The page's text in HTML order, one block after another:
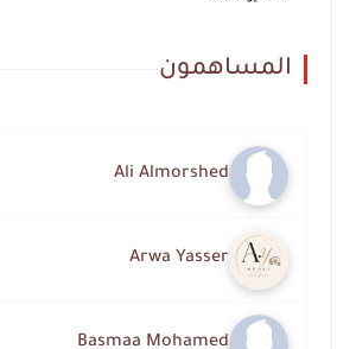
المساهمون
Ali Almorshed
Arwa Yasser
Basmaa Mohamed